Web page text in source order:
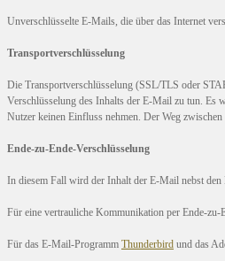
Unverschlüsselte E-Mails, die über das Internet
Transportverschlüsselung
Die Transportverschlüsselung (SSL/TLS oder
Verschlüsselung des Inhalts der E-Mail zu tun. Es
Nutzer keinen Einfluss nehmen. Der Weg
Ende-zu-Ende-Verschlüsselung
In diesem Fall wird der Inhalt der E-Mail nebst
Für eine vertrauliche Kommunikation per Ende-
Für das E-Mail-Programm Thunderbird und das